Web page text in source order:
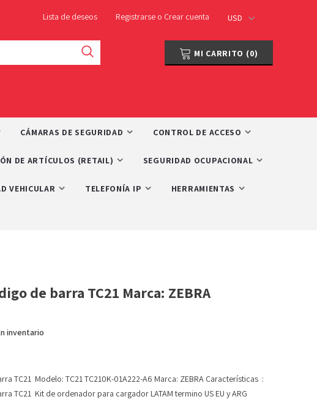
Lista de deseos Registrarse o Crear cuenta USD
MI CARRITO (0)
CÁMARAS DE SEGURIDAD CONTROL DE ACCESO
DE ARTÍCULOS (RETAIL) SEGURIDAD OCUPACIONAL
VEHICULAR TELEFONÍA IP HERRAMIENTAS
de barra TC21 Marca: ZEBRA
inventario
TC21 Modelo: TC21 TC210K-01A222-A6 Marca: ZEBRA Características :
TC21 Kit de ordenador para cargador LATAM termino US EU y ARG